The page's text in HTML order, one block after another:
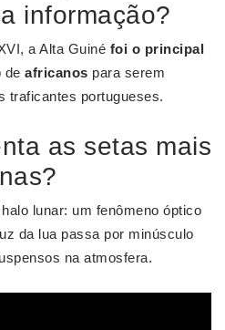
informação?
a Alta Guiné foi o principal
de africanos para serem
traficantes portugueses.
as setas mais
lunar: um fenômeno óptico
da lua passa por minúsculo
na atmosfera.